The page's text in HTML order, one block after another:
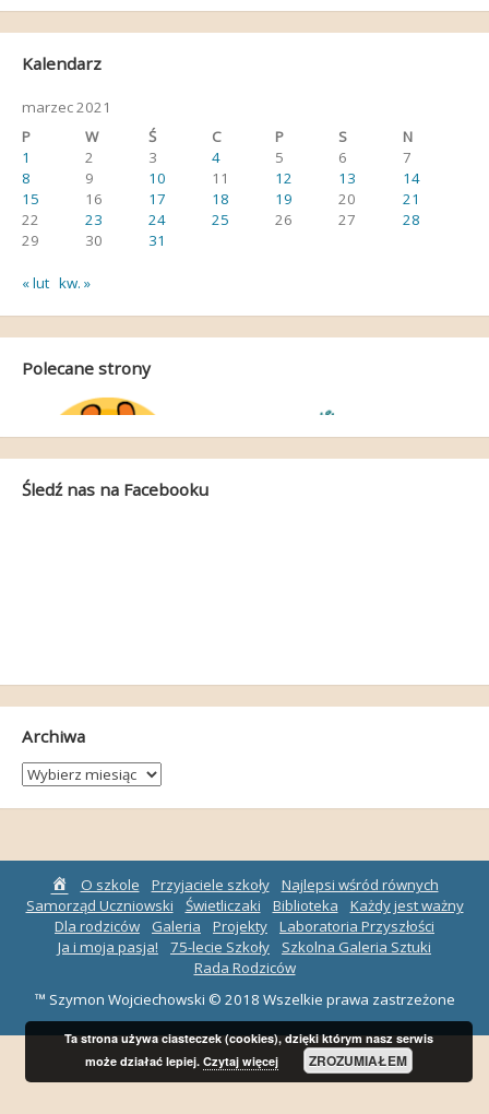
Kalendarz
marzec 2021
P
W Ś C P S
N
1
2 3 4 5 6
7
8
9 10 11 12 13
14
15
16 17 18 19 20
21
22
23 24 25 26 27
28
29
30 31
« lut kw. »
Polecane strony
Śledź nas na Facebooku
Archiwa
Archiwa
Strona
główna
O szkole Przyjaciele szkoły
Najlepsi wśród równych
Samorząd Uczniowski
Świetliczaki Biblioteka
Każdy jest ważny
Dla rodziców
Galeria Projekty
Laboratoria Przyszłości
Ja i moja pasja!
75-lecie Szkoły
Szkolna Galeria Sztuki
Rada Rodziców
™ Szymon Wojciechowski © 2018 Wszelkie prawa zastrzeżone
Ta strona używa ciasteczek (cookies), dzięki którym nasz serwis
może działać lepiej.Czytaj więcej ZROZUMIAŁEM